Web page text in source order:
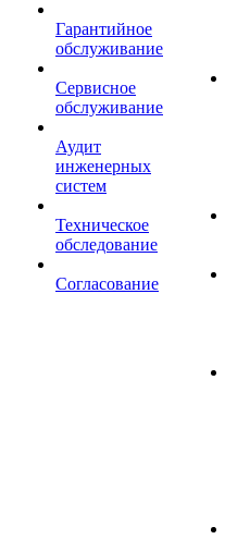
Гарантийное
обслуживание
Сервисное
обслуживание
Аудит
инженерных
систем
Техническое
обследование
Согласование